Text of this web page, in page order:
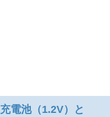
充電池（1.2V）と